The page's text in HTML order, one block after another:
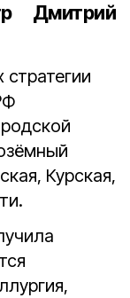
Дмитрий
стратегии
Курская,